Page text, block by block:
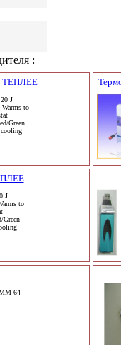
:
ТЕПЛЕЕ
J
Warms to
Green
J
to
Green
64